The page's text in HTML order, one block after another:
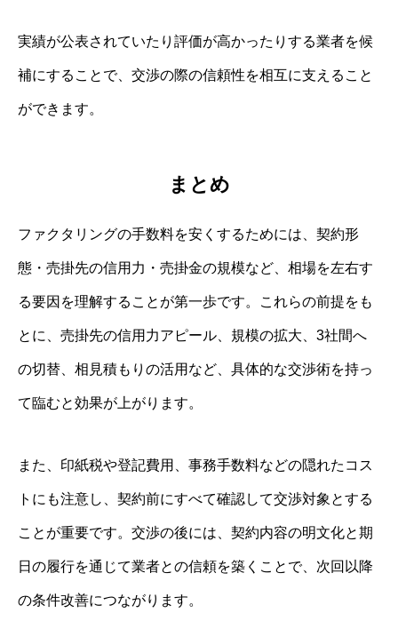
実績が公表されていたり評価が高かったりする業者を候
補にすることで、交渉の際の信頼性を相互に支えること
ができます。
まとめ
ファクタリングの手数料を安くするためには、契約形
態・売掛先の信用力・売掛金の規模など、相場を左右す
る要因を理解することが第一歩です。これらの前提をも
とに、売掛先の信用力アピール、規模の拡大、3社間へ
の切替、相見積もりの活用など、具体的な交渉術を持っ
て臨むと効果が上がります。
また、印紙税や登記費用、事務手数料などの隠れたコス
トにも注意し、契約前にすべて確認して交渉対象とする
ことが重要です。交渉の後には、契約内容の明文化と期
日の履行を通じて業者との信頼を築くことで、次回以降
の条件改善につながります。